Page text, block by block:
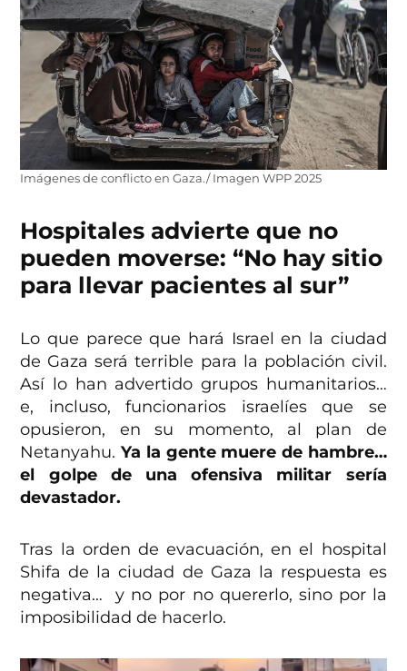
Imágenes de conflicto en Gaza./ Imagen WPP 2025
Hospitales advierte que no
pueden moverse: “No hay sitio
para llevar pacientes al sur”
Lo que parece que hará Israel en la ciudad
de Gaza será terrible para la población civil.
Así lo han advertido grupos humanitarios…
e, incluso, funcionarios israelíes que se
opusieron, en su momento, al plan de
Netanyahu. Ya la gente muere de hambre…
el golpe de una ofensiva militar sería
devastador.
Tras la orden de evacuación, en el hospital
Shifa de la ciudad de Gaza la respuesta es
negativa… y no por no quererlo, sino por la
imposibilidad de hacerlo.